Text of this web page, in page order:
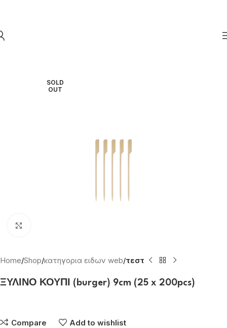
SOLD
OUT
Home Shop κατηγορια ειδων web τεστ
ΞΥΛΙΝΟ ΚΟΥΠΙ (burger) 9cm (25 x 200pcs)
Compare Add to wishlist